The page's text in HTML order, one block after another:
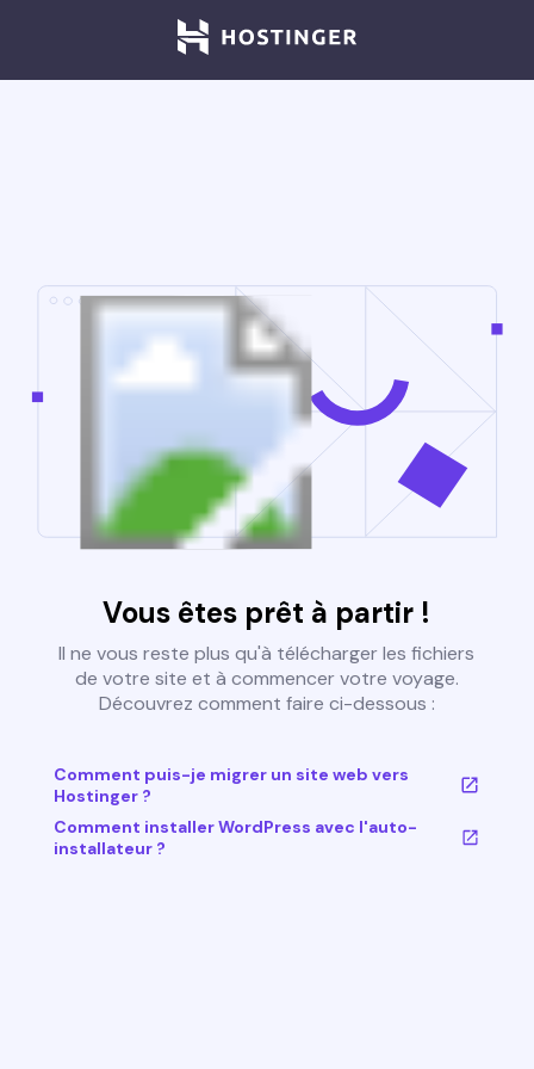
Vous êtes prêt à partir !
Il ne vous reste plus qu'à télécharger les fichiers
de votre site et à commencer votre voyage.
Découvrez comment faire ci-dessous :
Comment puis-je migrer un site web vers
Hostinger ?
Comment installer WordPress avec l'auto-
installateur ?